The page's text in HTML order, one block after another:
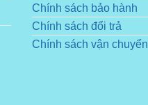
Chính sách bảo hành
Chính sách đổi trả
Chính sách vận chuyển